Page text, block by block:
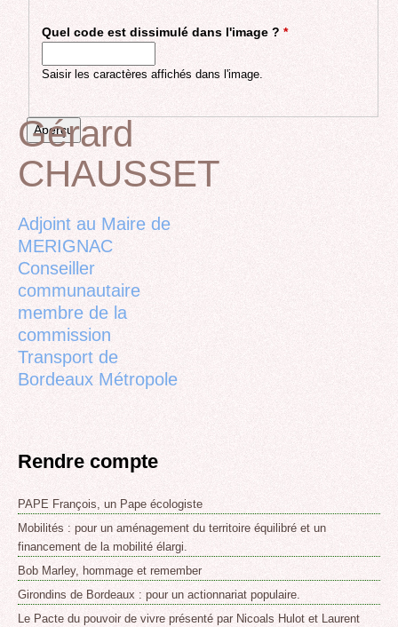
Quel code est dissimulé dans l'image ? *
Saisir les caractères affichés dans l'image.
Back
to
Gérard
CHAUSSET
Adjoint au Maire de
MERIGNAC
Conseiller
communautaire
membre de la
commission
Transport de
Bordeaux Métropole
Rendre compte
PAPE François, un Pape écologiste
Mobilités : pour un aménagement du territoire équilibré et un
financement de la mobilité élargi.
Bob Marley, hommage et remember
Girondins de Bordeaux : pour un actionnariat populaire.
Le Pacte du pouvoir de vivre présenté par Nicoals Hulot et Laurent